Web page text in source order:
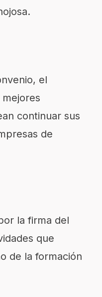
.
el
continuar sus
de
la firma del
que
de la formación